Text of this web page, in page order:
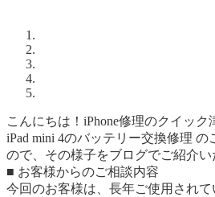
こんにちは！iPhone修理のクイッ
iPad mini 4のバッテリー交換修理
ので、その様子をブログでご紹介い
■ お客様からのご相談内容
今回のお客様は、長年ご使用されて